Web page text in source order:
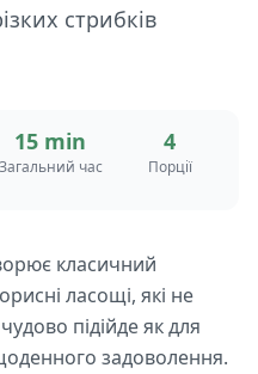
стрибків
15 min
Загальний час
4
Порції
класичний
ласощі, які не
підійде як для
задоволення.